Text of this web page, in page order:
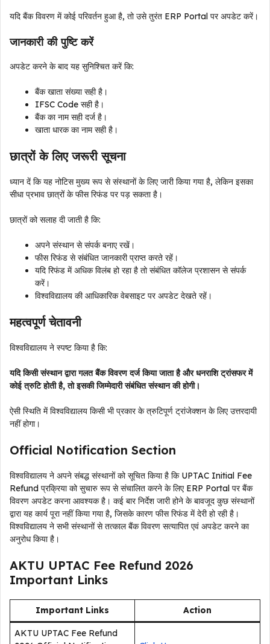
यदि बैंक विवरण में कोई परिवर्तन हुआ है, तो उसे तुरंत ERP Portal पर अपडेट करें।
जानकारी की पुष्टि करें
अपडेट करने के बाद यह सुनिश्चित करें कि:
बैंक खाता संख्या सही है।
IFSC Code सही है।
बैंक का नाम सही दर्ज है।
खाता धारक का नाम सही है।
छात्रों के लिए जरूरी सूचना
ध्यान दें कि यह नोटिस मुख्य रूप से संस्थानों के लिए जारी किया गया है, लेकिन इसका
सीधा प्रभाव छात्रों के फीस रिफंड पर पड़ सकता है।
छात्रों को सलाह दी जाती है कि:
अपने संस्थान से संपर्क बनाए रखें।
फीस रिफंड से संबंधित जानकारी प्राप्त करते रहें।
यदि रिफंड में अधिक विलंब हो रहा है तो संबंधित कॉलेज प्रशासन से संपर्क
करें।
विश्वविद्यालय की आधिकारिक वेबसाइट पर अपडेट देखते रहें।
महत्वपूर्ण चेतावनी
विश्वविद्यालय ने स्पष्ट किया है कि:
यदि किसी संस्थान द्वारा गलत बैंक विवरण दर्ज किया जाता है और धनराशि ट्रांसफर में
कोई त्रुटि होती है, तो इसकी जिम्मेदारी संबंधित संस्थान की होगी।
ऐसी स्थिति में विश्वविद्यालय किसी भी प्रकार के त्रुटिपूर्ण ट्रांजेक्शन के लिए उत्तरदायी
नहीं होगा।
Official Notification Section
विश्वविद्यालय ने अपने संबद्ध संस्थानों को सूचित किया है कि UPTAC Initial Fee
Refund प्रक्रिया को सुचारु रूप से संचालित करने के लिए ERP Portal पर बैंक
विवरण अपडेट करना आवश्यक है। कई बार निर्देश जारी होने के बावजूद कुछ संस्थानों
द्वारा यह कार्य पूरा नहीं किया गया है, जिसके कारण फीस रिफंड में देरी हो रही है।
विश्वविद्यालय ने सभी संस्थानों से तत्काल बैंक विवरण सत्यापित एवं अपडेट करने का
अनुरोध किया है।
AKTU UPTAC Fee Refund 2026
Important Links
Important Links Action
AKTU UPTAC Fee Refund